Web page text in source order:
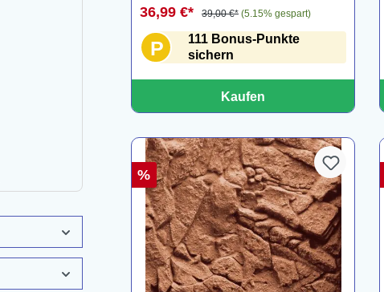
36,99 €* 39,00 €* (5.15% gespart)
P
111 Bonus-Punkte
sichern
Kaufen
%